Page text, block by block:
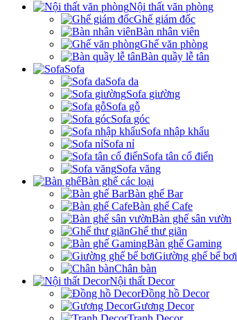
Nội thất văn phòng
Ghế giám đốc
Bàn nhân viên
Ghế văn phòng
Bàn quầy lễ tân
Sofa
Sofa da
Sofa giường
Sofa gỗ
Sofa góc
Sofa nhập khẩu
Sofa nỉ
Sofa tân cổ điển
Sofa văng
Bàn ghế các loại
Bàn ghế Bar
Bàn ghế Cafe
Bàn ghế sân vườn
Ghế thư giãn
Bàn ghế Gaming
Giường ghế bể bơi
Chân bàn
Nội thất Decor
Đồng hồ Decor
Gương Decor